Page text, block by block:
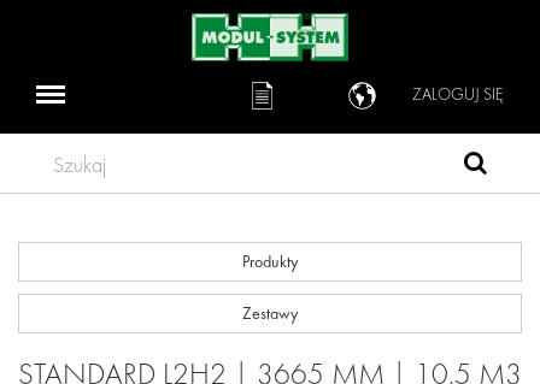
ZALOGUJ SIĘ
Szukaj
Produkty
Zestawy
STANDARD L2H2 | 3665 MM | 10.5 M3